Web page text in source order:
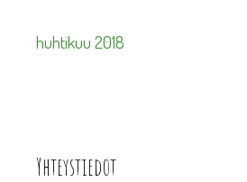
huhtikuu 2018
Yhteystiedot